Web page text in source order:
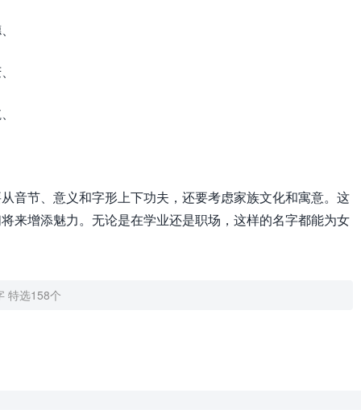
音节、意义和字形上下功夫，还要考虑家族文化和寓意。这
来增添魅力。无论是在学业还是职场，这样的名字都能为女
特选158个